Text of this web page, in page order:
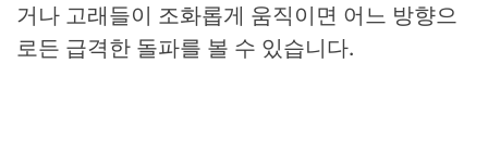
거나 고래들이 조화롭게 움직이면 어느 방향으
로든 급격한 돌파를 볼 수 있습니다.